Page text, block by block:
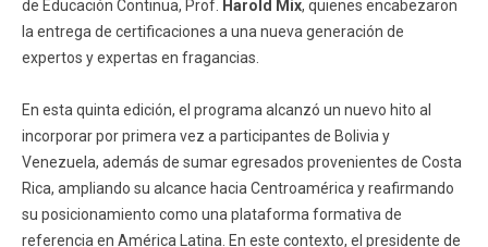
de Educación Continua, Prof. Harold Mix, quienes encabezaron
la entrega de certificaciones a una nueva generación de
expertos y expertas en fragancias.
En esta quinta edición, el programa alcanzó un nuevo hito al
incorporar por primera vez a participantes de Bolivia y
Venezuela, además de sumar egresados provenientes de Costa
Rica, ampliando su alcance hacia Centroamérica y reafirmando
su posicionamiento como una plataforma formativa de
referencia en América Latina. En este contexto, el presidente de